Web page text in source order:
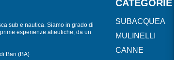
sub e nautica. Siamo in grado di
esperienze alieutiche, da un
Bari (BA)
CATEGORIE
SUBACQUEA
MULINELLI
CANNE